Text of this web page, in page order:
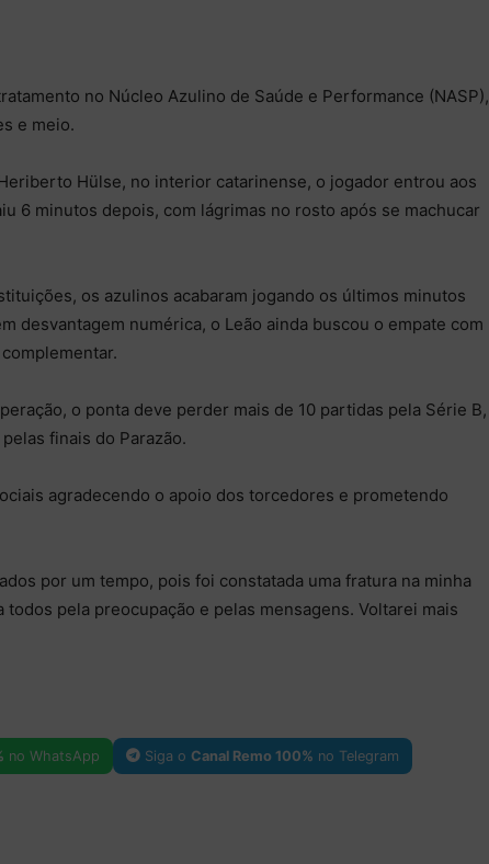
no Núcleo Azulino de Saúde e Performance (NASP),
e meio.
Hülse, no interior catarinense, o jogador entrou aos
6 minutos depois, com lágrimas no rosto após se machucar
os azulinos acabaram jogando os últimos minutos
desvantagem numérica, o Leão ainda buscou o empate com
o ponta deve perder mais de 10 partidas pela Série B,
finais do Parazão.
agradecendo o apoio dos torcedores e prometendo
por um tempo, pois foi constatada uma fratura na minha
pela preocupação e pelas mensagens. Voltarei mais
no WhatsApp Siga o Canal Remo 100% no Telegram